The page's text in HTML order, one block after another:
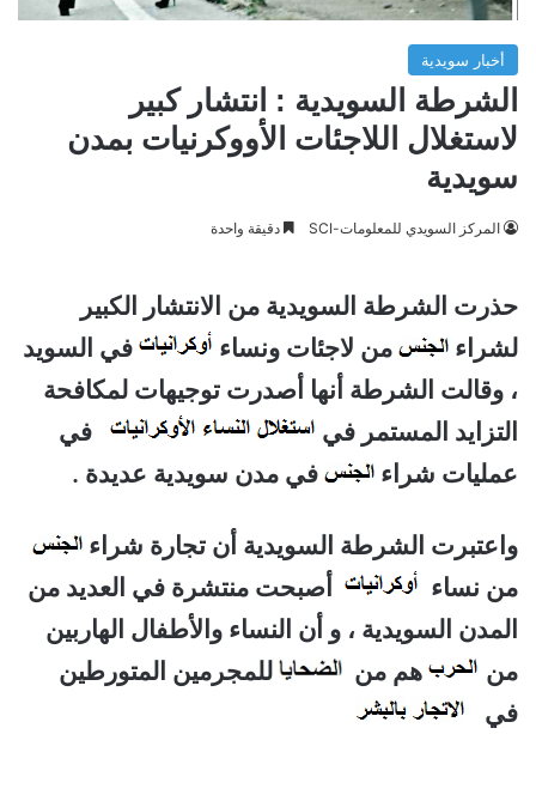
أخبار سويدية
الشرطة السويدية : انتشار كبير
لاستغلال اللاجئات الأووكرنيات بمدن
سويدية
المركز السويدي للمعلومات-SCI دقيقة واحدة
حذرت الشرطة السويدية من الانتشار الكبير
لشراء
من لاجئات ونساء
في السويد
، وقالت الشرطة أنها أصدرت توجيهات لمكافحة
التزايد المستمر في
في
عمليات شراء
في مدن سويدية عديدة .
واعتبرت الشرطة السويدية أن تجارة شراء
من نساء
أصبحت منتشرة في العديد من
المدن السويدية ، و أن النساء والأطفال الهاربين
من
هم من
للمجرمين المتورطين
في